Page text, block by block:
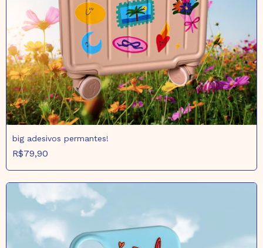
big adesivos permantes!
R$79,90